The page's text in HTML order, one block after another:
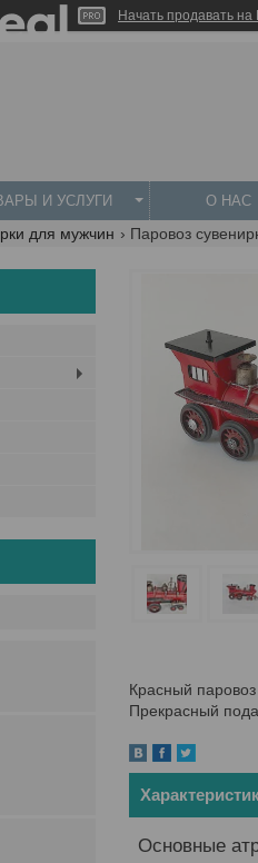
Начать продавать на
И УСЛУГИ О НАС
для мужчин Паровоз
Красный
Прекрасный
Основные